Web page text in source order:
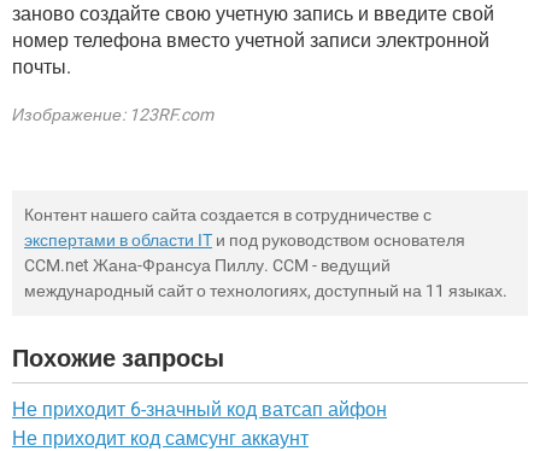
заново создайте свою учетную запись и введите свой
номер телефона вместо учетной записи электронной
почты.
Изображение: 123RF.com
Контент нашего сайта создается в сотрудничестве с
экспертами в области IT и под руководством основателя
CCM.net Жана-Франсуа Пиллу. CCM - ведущий
международный сайт о технологиях, доступный на 11 языках.
Похожие запросы
Не приходит 6-значный код ватсап айфон
Не приходит код самсунг аккаунт